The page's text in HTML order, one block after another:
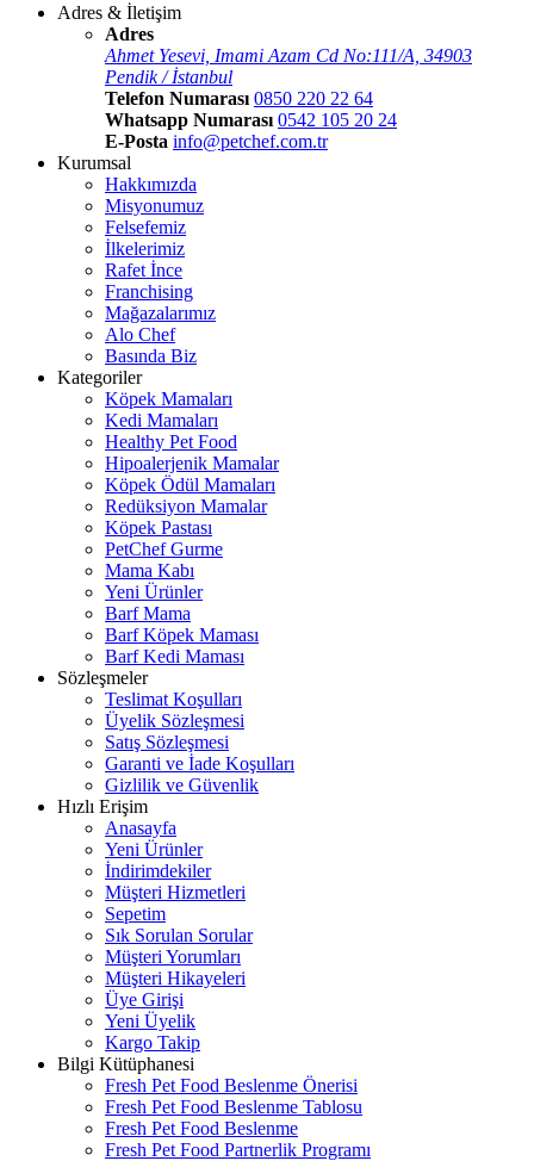
Adres & İletişim
Adres
Ahmet Yesevi, Imami Azam Cd No:111/A, 34903
Pendik / İstanbul
Telefon Numarası 0850 220 22 64
Whatsapp Numarası 0542 105 20 24
E-Posta info@petchef.com.tr
Kurumsal
Hakkımızda
Misyonumuz
Felsefemiz
İlkelerimiz
Rafet İnce
Franchising
Mağazalarımız
Alo Chef
Basında Biz
Kategoriler
Köpek Mamaları
Kedi Mamaları
Healthy Pet Food
Hipoalerjenik Mamalar
Köpek Ödül Mamaları
Redüksiyon Mamalar
Köpek Pastası
PetChef Gurme
Mama Kabı
Yeni Ürünler
Barf Mama
Barf Köpek Maması
Barf Kedi Maması
Sözleşmeler
Teslimat Koşulları
Üyelik Sözleşmesi
Satış Sözleşmesi
Garanti ve İade Koşulları
Gizlilik ve Güvenlik
Hızlı Erişim
Anasayfa
Yeni Ürünler
İndirimdekiler
Müşteri Hizmetleri
Sepetim
Sık Sorulan Sorular
Müşteri Yorumları
Müşteri Hikayeleri
Üye Girişi
Yeni Üyelik
Kargo Takip
Bilgi Kütüphanesi
Fresh Pet Food Beslenme Önerisi
Fresh Pet Food Beslenme Tablosu
Fresh Pet Food Beslenme
Fresh Pet Food Partnerlik Programı